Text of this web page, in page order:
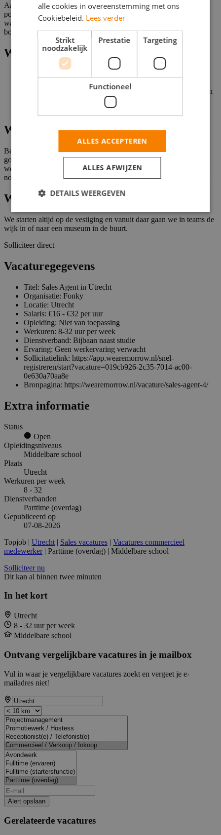
Aan het einde van de werkdag rijd je met een goed gevulde
portemonnee en een dosis nieuwe ervaringen terug naar het pand
waar collega’s klaar staan om de dag goed af te sluiten met een
borrel.
Wat jij krijgt
Gemiddeld verdien je €150 per dag
Borrels, gala’s, festivals en seminars voor en door Fonkianen
Bonussen voor het aandragen van nieuwe medewerkers
(bijvoorbeeld je vrienden en medestudenten)
Wat wij verwachten
Ben jij communicatief vaardig en beheers jij de Nederlandse taal
goed? Meld je dan snel aan. Na aanmelding nemen wij binnen 2
werkdagen contact met je op. Klikt het van beide kanten? Dan
nodigen we je uit voor een kennismakingsgesprek op de vestiging.
Waar ga je werken?
We starten altijd op de vestiging en vanuit daar gaan we in teams de
wijk in of naar een museum in de buurt.
Solliciteer direct
Vacaturegegevens
Titel: Sales Agent in Utrecht
Organisatie: Fonky
Locatie: Utrecht
Salaris: €16 - €32 per uur
Opleiding: Niet van toepassing
Werkuren: 8-32 uur per week
Dienstverband: Bijbaan naast studie
Ervaring: Geen werkervaring verwacht
Sollicitatielink: https://app.wearemorrow.nl/snel-
registreren/start?vacature=019cb926-2c35-7014-ac00-
0e630a70aa8e
Bronpagina: https://wearemorrow.nl/vacature/sales-agent-4/
Extra informatie
Status
Open
Opleidingsniveaus
Middelbare school
Plaats
Utrecht
Werkuren per week
8 - 32
Dienstverbanden
Parttime (overdag)
Gepubliceerd op
07-08-2026
Topjob | Utrecht | Sales vacatures | Vacatures commercieel
medewerker| Parttime (overdag) | Middelbare school
Solliciteer nu
Dit kan al binnen twee minuten
In het kort
Utrecht
8 - 32 uur per week
Middelbare school
Ontvang vergelijkbare vacatures in je mailbox
Vul in waar je vergelijkbare vacatures zoekt en vergeet je e-
mailadres niet!
Alert opslaan
Gerelateerde vacatures
alle cookies in overeenstemming met ons
Cookiebeleid. Lees verder
Strikt
noodzakelijk
Prestatie Targeting
Functioneel
ALLES ACCEPTEREN
ALLES AFWIJZEN
DETAILS WEERGEVEN